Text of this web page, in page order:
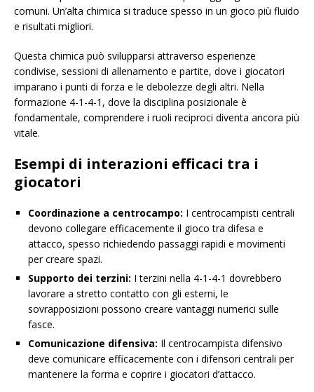
comuni. Un’alta chimica si traduce spesso in un gioco più fluido
e risultati migliori.
Questa chimica può svilupparsi attraverso esperienze
condivise, sessioni di allenamento e partite, dove i giocatori
imparano i punti di forza e le debolezze degli altri. Nella
formazione 4-1-4-1, dove la disciplina posizionale è
fondamentale, comprendere i ruoli reciproci diventa ancora più
vitale.
Esempi di interazioni efficaci tra i
giocatori
Coordinazione a centrocampo: I centrocampisti centrali
devono collegare efficacemente il gioco tra difesa e
attacco, spesso richiedendo passaggi rapidi e movimenti
per creare spazi.
Supporto dei terzini: I terzini nella 4-1-4-1 dovrebbero
lavorare a stretto contatto con gli esterni, le
sovrapposizioni possono creare vantaggi numerici sulle
fasce.
Comunicazione difensiva: Il centrocampista difensivo
deve comunicare efficacemente con i difensori centrali per
mantenere la forma e coprire i giocatori d’attacco.